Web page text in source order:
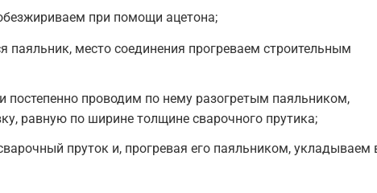
при помощи ацетона;
паяльник, место соединения прогреваем строительным
постепенно проводим по нему разогретым паяльником,
равную по ширине толщине сварочного прутика;
пруток и, прогревая его паяльником, укладываем